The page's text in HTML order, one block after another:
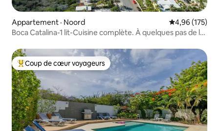
Appartement · Noord Note
4,96 (175)
Boca Catalina-1 lit-Cuisine complète. À quelques pas de la
Coup de cœur voyageurs parmi les plus aimés
Coup de cœur voyageurs